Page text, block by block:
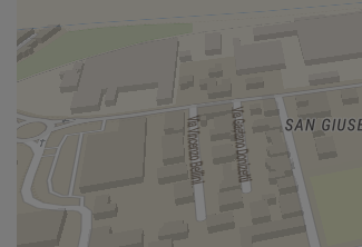
Tecnologia e sicurezza integrate.
Ogni abitazione è dotata delle più
per garantire:
-Controllo domotico di luci, clima e
-Sistemi antifurto e videocitofonia
-Massima efficienza e semplicità d’uso